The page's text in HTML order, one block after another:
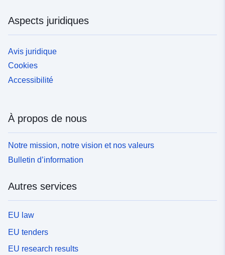
Aspects juridiques
Avis juridique
Cookies
Accessibilité
À propos de nous
Notre mission, notre vision et nos valeurs
Bulletin d’information
Autres services
EU law
EU tenders
EU research results